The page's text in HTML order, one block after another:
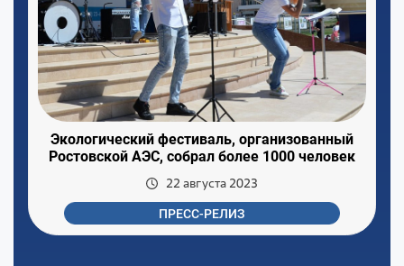
Экологический фестиваль, организованный
Ростовской АЭС, собрал более 1000 человек
22 августа 2023
ПРЕСС-РЕЛИЗ